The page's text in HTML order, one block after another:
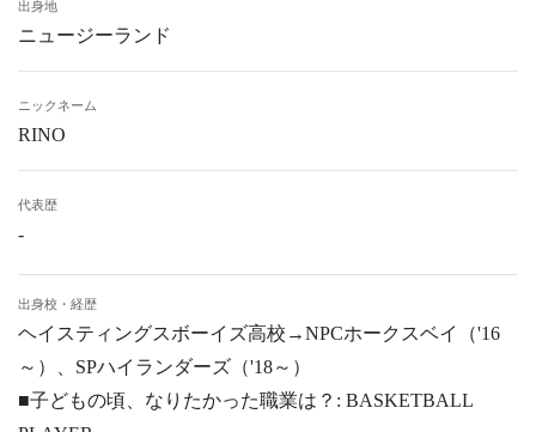
出身地
ニュージーランド
ニックネーム
RINO
代表歴
-
出身校・経歴
ヘイスティングスボーイズ高校→NPCホークスベイ（'16
～）、SPハイランダーズ（'18～）
■子どもの頃、なりたかった職業は？: BASKETBALL